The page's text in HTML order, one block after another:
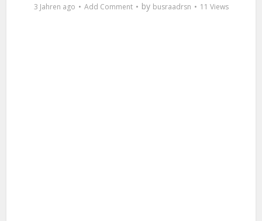
3 Jahren ago Add Comment by busraadrsn 11 Views